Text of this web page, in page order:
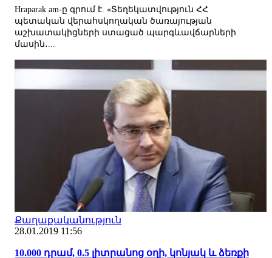
Hraparak am-ը գրում է. «Տեղեկատվություն ՀՀ
պետական վերահսկողական ծառայության
աշխատակիցների ստացած պարգևավճարների
մասին․...
Քաղաքականություն
28.01.2019 11:56
10.000 դրամ, 0.5 լիտրանոց օղի, կոնյակ և ձեռքի